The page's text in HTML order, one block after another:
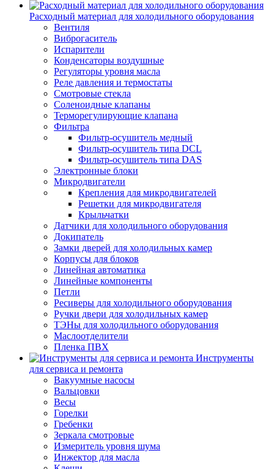
Расходный материал для холодильного оборудования
Вентиля
Виброгаситель
Испарители
Конденсаторы воздушные
Регуляторы уровня масла
Реле давления и термостаты
Смотровые стекла
Соленоидные клапаны
Терморегулирующие клапана
Фильтра
Фильтр-осушитель медный
Фильтр-осушитель типа DCL
Фильтр-осушитель типа DAS
Электронные блоки
Микродвигатели
Крепления для микродвигателей
Решетки для микродвигателя
Крыльчатки
Датчики для холодильного оборудования
Докипатель
Замки дверей для холодильных камер
Корпусы для блоков
Линейная автоматика
Линейные компоненты
Петли
Ресиверы для холодильного оборудования
Ручки двери для холодильных камер
ТЭНы для холодильного оборудования
Маслоотделители
Пленка ПВХ
Инструменты
для сервиса и ремонта
Вакуумные насосы
Вальцовки
Весы
Горелки
Гребенки
Зеркала смотровые
Измеритель уровня шума
Инжектор для масла